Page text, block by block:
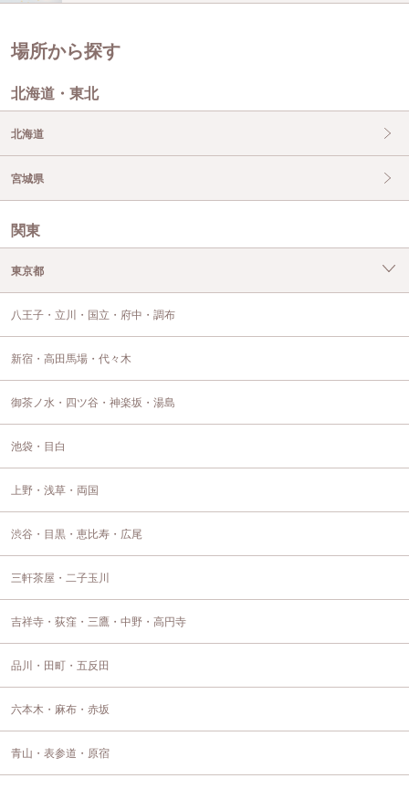
場所から探す
北海道・東北
北海道
宮城県
関東
東京都
八王子・立川・国立・府中・調布
新宿・高田馬場・代々木
御茶ノ水・四ツ谷・神楽坂・湯島
池袋・目白
上野・浅草・両国
渋谷・目黒・恵比寿・広尾
三軒茶屋・二子玉川
吉祥寺・荻窪・三鷹・中野・高円寺
品川・田町・五反田
六本木・麻布・赤坂
青山・表参道・原宿